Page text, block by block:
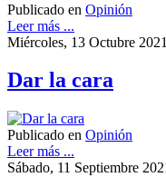
Publicado en Opinión
Leer más ...
Miércoles, 13 Octubre
Dar la cara
Publicado en Opinión
Leer más ...
Sábado, 11 Septiembre